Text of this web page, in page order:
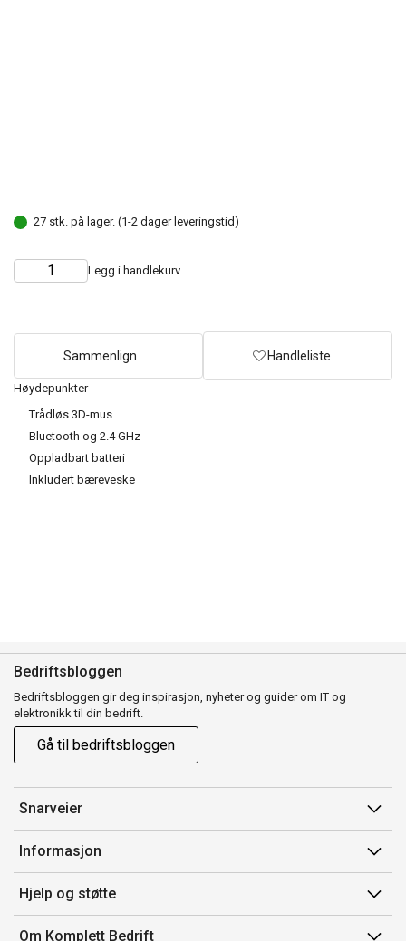
Høydepunkter
Trådløs 3D-mus
Bluetooth og 2.4 GHz
Oppladbart batteri
Inkludert bæreveske
27 stk. på lager. (1-2 dager leveringstid)
Choose
Quantity Legg i handlekurv
Sammenlign Handleliste
Bedriftsbloggen
Bedriftsbloggen gir deg inspirasjon, nyheter og guider om IT og
elektronikk til din bedrift.
Gå til bedriftsbloggen
Snarveier
Min side
Ordreoversikt
Mine produkter
Informasjon
Salgsbetingelser
Avtalevilkår for Komplett Bedrift Pluss
Hjelp og støtte
Kontakt oss
Om Komplett Bedrift